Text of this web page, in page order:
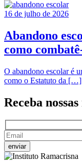
16 de julho de 2026
Abandono
como
O abandono escolar é
como o Estatuto da […]
Receba nossas